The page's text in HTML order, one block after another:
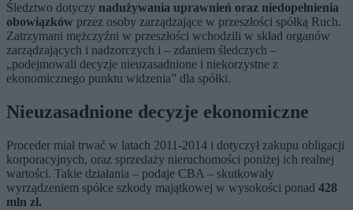
Śledztwo dotyczy nadużywania uprawnień oraz niedopełnienia
obowiązków przez osoby zarządzające w przeszłości spółką Ruch.
Zatrzymani mężczyźni w przeszłości wchodzili w skład organów
zarządzających i nadzorczych i – zdaniem śledczych –
„podejmowali decyzje nieuzasadnione i niekorzystne z
ekonomicznego punktu widzenia” dla spółki.
Nieuzasadnione decyzje ekonomiczne
Proceder miał trwać w latach 2011-2014 i dotyczył zakupu obligacji
korporacyjnych, oraz sprzedaży nieruchomości poniżej ich realnej
wartości. Takie działania – podaje CBA – skutkowały
wyrządzeniem spółce szkody majątkowej w wysokości ponad 428
mln zł.